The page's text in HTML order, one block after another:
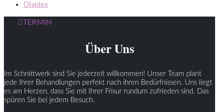
Olaplex
TERMIN
Über Uns
Im Schnittwerk sind Sie jederzeit willkommen! Unser Team plant
jede Ihrer Behandlungen perfekt nach ihren Bedürfnissen. Uns liegt
es am Herzen, dass Sie mit Ihrer Frisur rundum zufrieden sind. Das
spüren Sie bei jedem Besuch.